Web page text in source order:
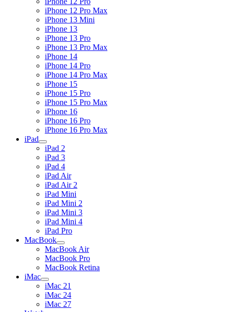
iPhone 12 Pro Max
iPhone 13 Mini
iPhone 13
iPhone 13 Pro
iPhone 13 Pro Max
iPhone 14
iPhone 14 Pro
iPhone 14 Pro Max
iPhone 15
iPhone 15 Pro
iPhone 15 Pro Max
iPhone 16
iPhone 16 Pro
iPhone 16 Pro Max
iPad
iPad 2
iPad 3
iPad 4
iPad Air
iPad Air 2
iPad Mini
iPad Mini 2
iPad Mini 3
iPad Mini 4
iPad Pro
MacBook
MacBook Air
MacBook Pro
MacBook Retina
iMac
iMac 21
iMac 24
iMac 27